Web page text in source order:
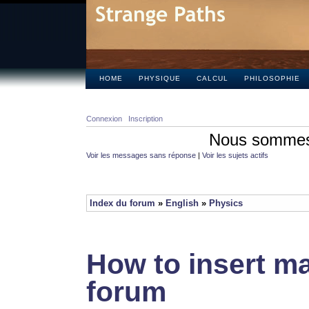
HOME PHYSIQUE CALCUL PHILOSOPHIE
Connexion Inscription
Nous
Voir les messages sans réponse | Voir les sujets actifs
Index du forum » English » Physics
How to insert
forum